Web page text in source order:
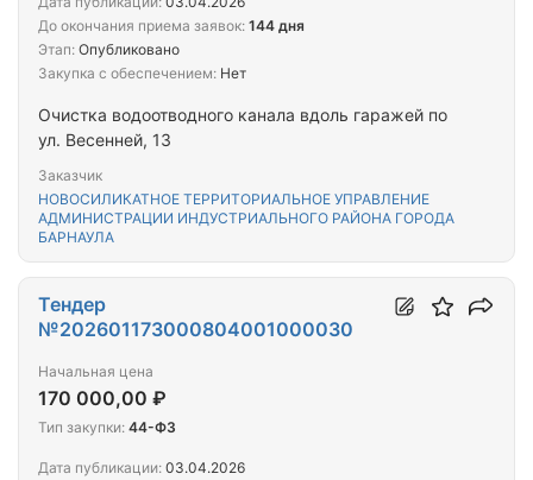
Очистка водоотводного канала вдоль гаражей по
ул. Весенней, 13
Заказчик
НОВОСИЛИКАТНОЕ ТЕРРИТОРИАЛЬНОЕ УПРАВЛЕНИЕ
АДМИНИСТРАЦИИ ИНДУСТРИАЛЬНОГО РАЙОНА ГОРОДА
БАРНАУЛА
До окончания приема заявок: 144 дня
Этап: Опубликовано
Закупка с обеспечением: Нет
Тендер
№202601173000804001000030
Начальная цена
170 000,00 ₽
Тип закупки: 44-ФЗ
Дата публикации: 03.04.2026